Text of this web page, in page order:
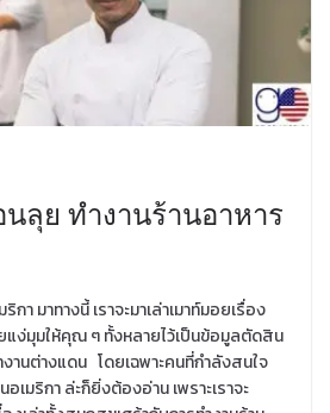
นลุย ทำงานร้านอาหาร
กา มาทางนี้ เราจะมาเล่าเมาท์มอยเรื่อง
แง่มุมให้คุณ ๆ ทั้งหลายไว้เป็นข้อมูลตัดสิน
านต่างแดน โดยเฉพาะคนที่กำลังสนใจ
อเมริกา ล่ะก็ยิ่งต้องอ่าน เพราะเราจะ